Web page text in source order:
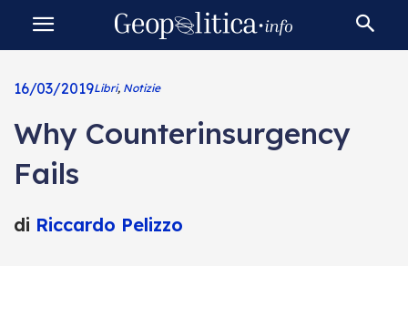
16/03/2019Libri, Notizie
Why Counterinsurgency
Fails
di Riccardo Pelizzo